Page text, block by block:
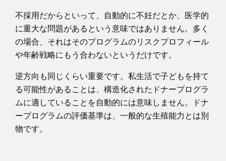
不採用だからといって、自動的に不妊だとか、医学的
に重大な問題があるという意味ではありません。多く
の場合、それはそのプログラムのリスクプロフィール
や年齢戦略にもう合わないというだけです。
逆方向も同じくらい重要です。私生活で子どもを持て
る可能性があることは、構造化されたドナープログラ
ムに適していることを自動的には意味しません。ドナ
ープログラムの評価基準は、一般的な生殖能力とは別
物です。